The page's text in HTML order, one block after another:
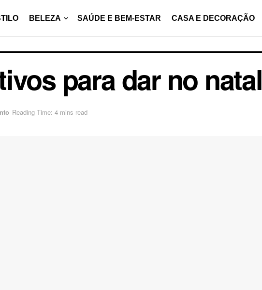
BELEZA SAÚDE E BEM-ESTAR CASA E DECORAÇÃO
para dar no natal
Reading Time: 4 mins read